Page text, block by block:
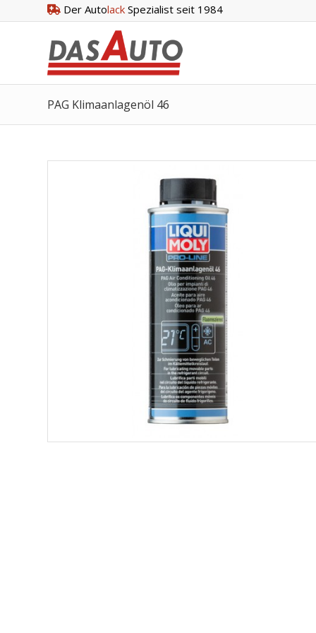
Der Autolack Spezialist seit 1984
PAG Klimaanlagenöl 46